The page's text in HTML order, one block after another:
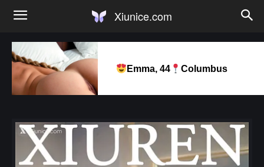
Xiunice.com
Emma, 44 Columbus